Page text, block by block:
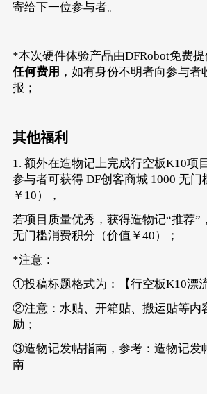
寄给下一位参与者。
*本次硬件体验产品由DFRobot免费
任何费用 ，如有身份不明者向参与
报；
其他福利
1. 额外在造物记上完成行空板K10项
参与者可获得 DF创客商城 1000 无
￥10），
若项目质量优秀，获得造物记“推荐”
无门槛消费积分（价值￥40）；
*注意：
①投稿标题格式为：【行空板K10漂
②注意：水贴、开箱贴、搬运贴等内
励；
③造物记发帖指南，参考： 造物记发
南